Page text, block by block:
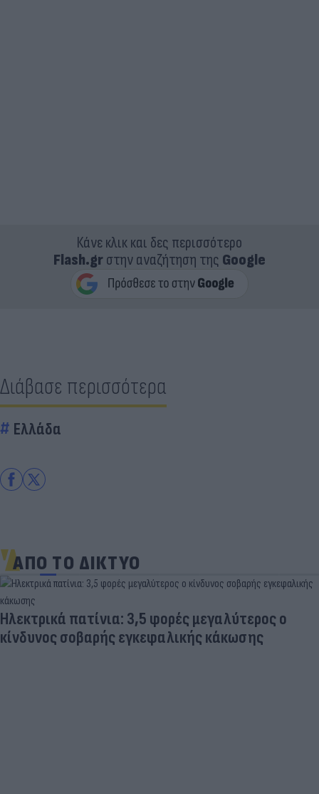
Κάνε κλικ και δες περισσότερο
Flash.grστην αναζήτηση της Google
Διάβασε περισσότερα
Ελλάδα
ΑΠΟ ΤΟ ΔΙΚΤΥΟ
Ηλεκτρικά πατίνια: 3,5 φορές μεγαλύτερος ο
κίνδυνος σοβαρής εγκεφαλικής κάκωσης